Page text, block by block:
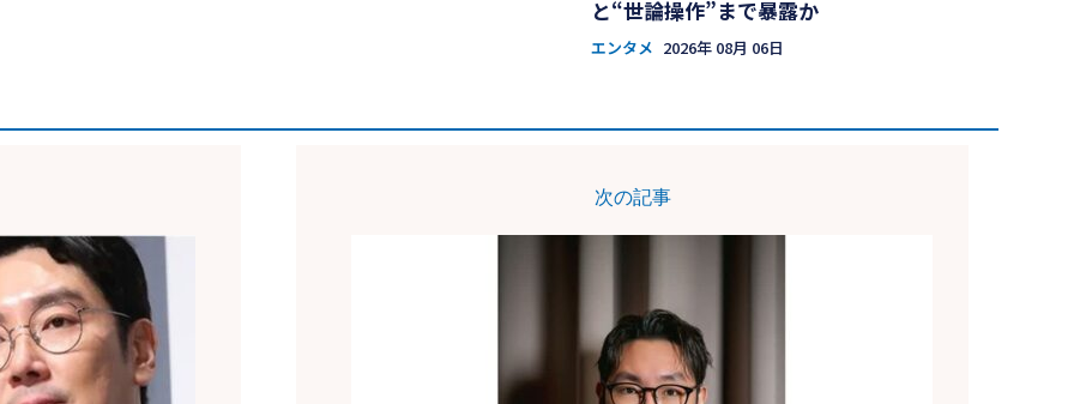
と“世論操作”まで暴露か
エンタメ 2026年 08月 06日
次の記事